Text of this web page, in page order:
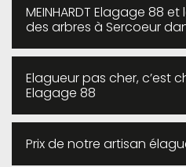
MEINHARDT Elagage 88
des arbres à Sercoeur
Elagueur pas cher, c’est
Elagage 88
Prix de notre artisan